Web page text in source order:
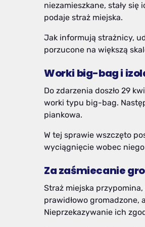
niezamieszkane, stały
podaje straż miejska.
Jak informują strażnicy,
porzucone na większą
Worki big-bag i
Do zdarzenia doszło 29
worki typu big-bag.
piankowa.
W tej sprawie wszczęto
wyciągnięcie wobec
Za zaśmiecanie
Straż miejska
prawidłowo
Nieprzekazywanie ich